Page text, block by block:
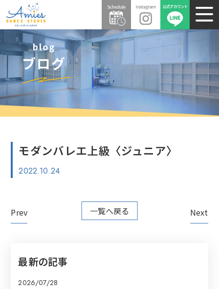
blog
ブログ
モダンバレエ上級〈ジュニア〉
2022.10.24
Prev 一覧へ戻る Next
最新の記事
2026/07/28